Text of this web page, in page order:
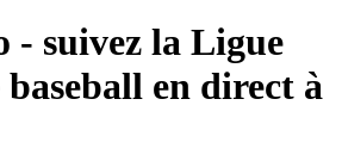
- suivez la Ligue
en direct à